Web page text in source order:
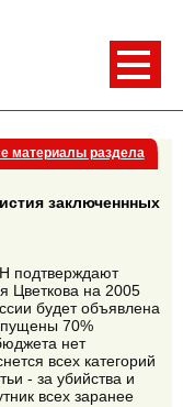
материалы раздела
заключеннных
подтверждают
Цветкова на 2005
будет объявлена
70%
нет
всех категорий
- за убийства и
всех заранее